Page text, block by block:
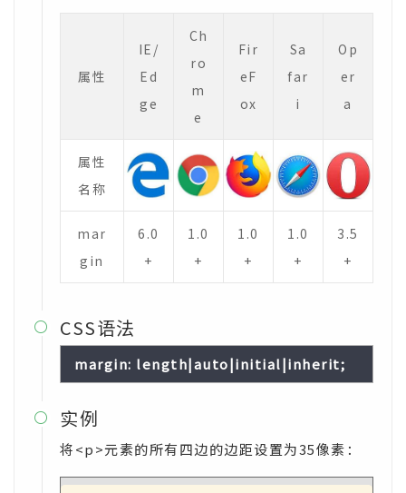
属性
IE/
Ed
ge
Ch
ro
m
e
Fir
eF
ox
Sa
far
i
Op
er
a
属性
名称
mar
gin
6.0
+
1.0
+
1.0
+
1.0
+
3.5
+
 CSS语法
margin: length|auto|initial|inherit;
 实例
将<p>元素的所有四边的边距设置为35像素：